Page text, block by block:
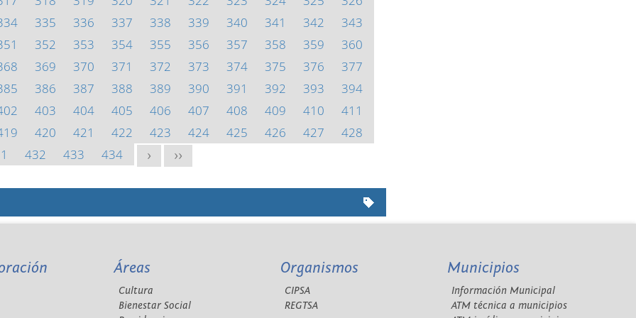
335 336 337 338 339 340 341 342
343
352 353 354 355 356 357 358 359
360
369 370 371 372 373 374 375 376
377
386 387 388 389 390 391 392 393
394
403 404 405 406 407 408 409 410
411
420 421 422 423 424 425 426 427
428
432 433 434 > >>
Áreas
Cultura
Bienestar Social
Organismos
CIPSA
REGTSA
Municipios
Información Municipal
ATM técnica a municipios